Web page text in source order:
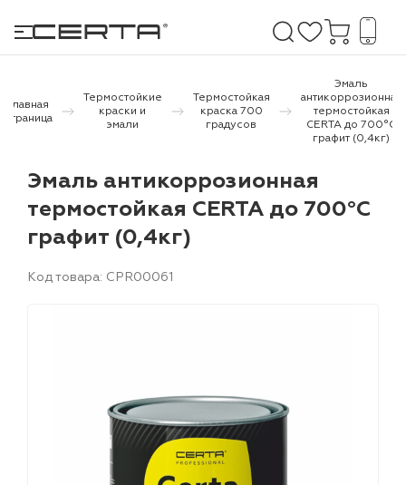
покрытия
и дачи
и эмали
Главная
страница
Термостойкие
краски и
эмали
Термостойкая
краска 700
градусов
Эмаль
антикоррозионная
термостойкая
CERTA до 700°С
графит (0,4кг)
Эмаль антикоррозионная
термостойкая CERTA до 700°С
графит (0,4кг)
Код товара: CPR00061